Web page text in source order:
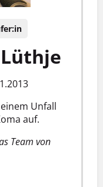
Unfall
auf.
Team von